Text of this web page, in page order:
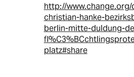
http://
christian-hanke-
berlin-mitte-duldung-
platz#share